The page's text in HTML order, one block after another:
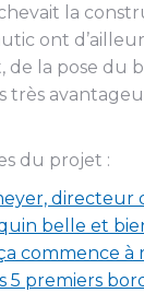
la
ont
de la pose du
très
du projet :
directeur
belle et
commence
5 premiers